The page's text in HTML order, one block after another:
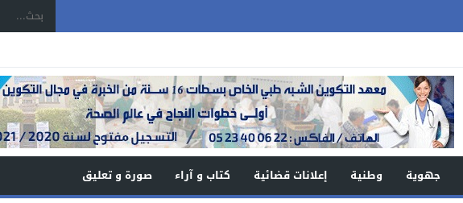
جهوية وطنية إعلانات قضائية كتاب و آراء
صورة و تعليق